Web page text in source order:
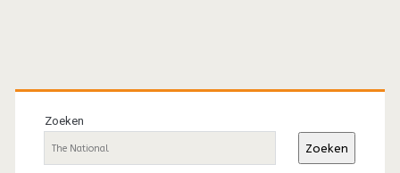
Primaire
sidebar
Zoeken
Zoeken